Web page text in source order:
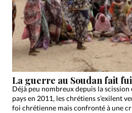
La guerre au Soudan fait
Déjà peu nombreux depuis la
pays en 2011, les chrétiens s’exilent
foi chrétienne mais confronté à une